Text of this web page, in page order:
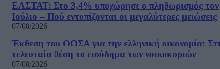
ΕΛΣΤΑΤ: Στο 3,4% υποχώρησε ο πληθωρισμός τον
Ιούλιο – Πού εντοπίζονται οι μεγαλύτερες μειώσεις
07/08/2026
Έκθεση του ΟΟΣΑ για την ελληνική οικονομία:
τελευταία θέση το εισόδημα των νοικοκυριών
07/08/2026